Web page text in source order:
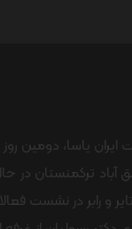
یاسا، دومین
آباد ترکمنستان در
و رابر در نشست